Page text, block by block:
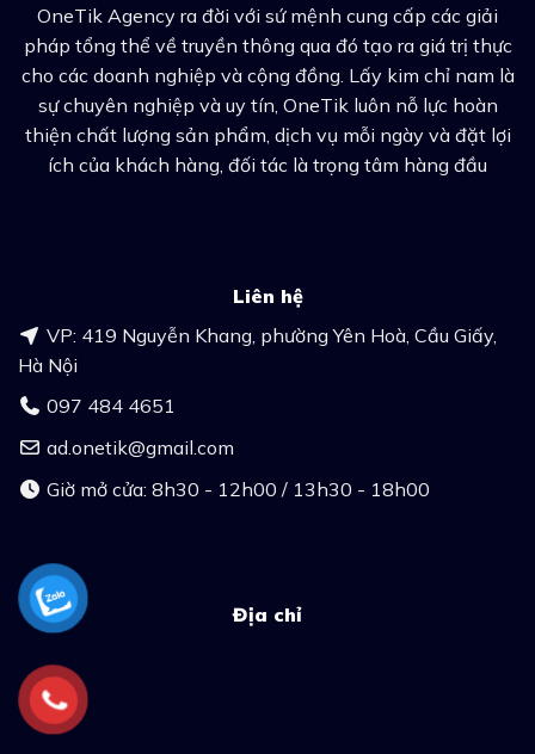
OneTik Agency ra đời với sứ mệnh cung cấp các giải
pháp tổng thể về truyền thông qua đó tạo ra giá trị thực
cho các doanh nghiệp và cộng đồng. Lấy kim chỉ nam là
sự chuyên nghiệp và uy tín, OneTik luôn nỗ lực hoàn
thiện chất lượng sản phẩm, dịch vụ mỗi ngày và đặt lợi
ích của khách hàng, đối tác là trọng tâm hàng đầu
Liên hệ
VP: 419 Nguyễn Khang, phường Yên Hoà, Cầu Giấy,
Hà Nội
097 484 4651
ad.onetik@gmail.com
Giờ mở cửa: 8h30 - 12h00 / 13h30 - 18h00
Địa chỉ